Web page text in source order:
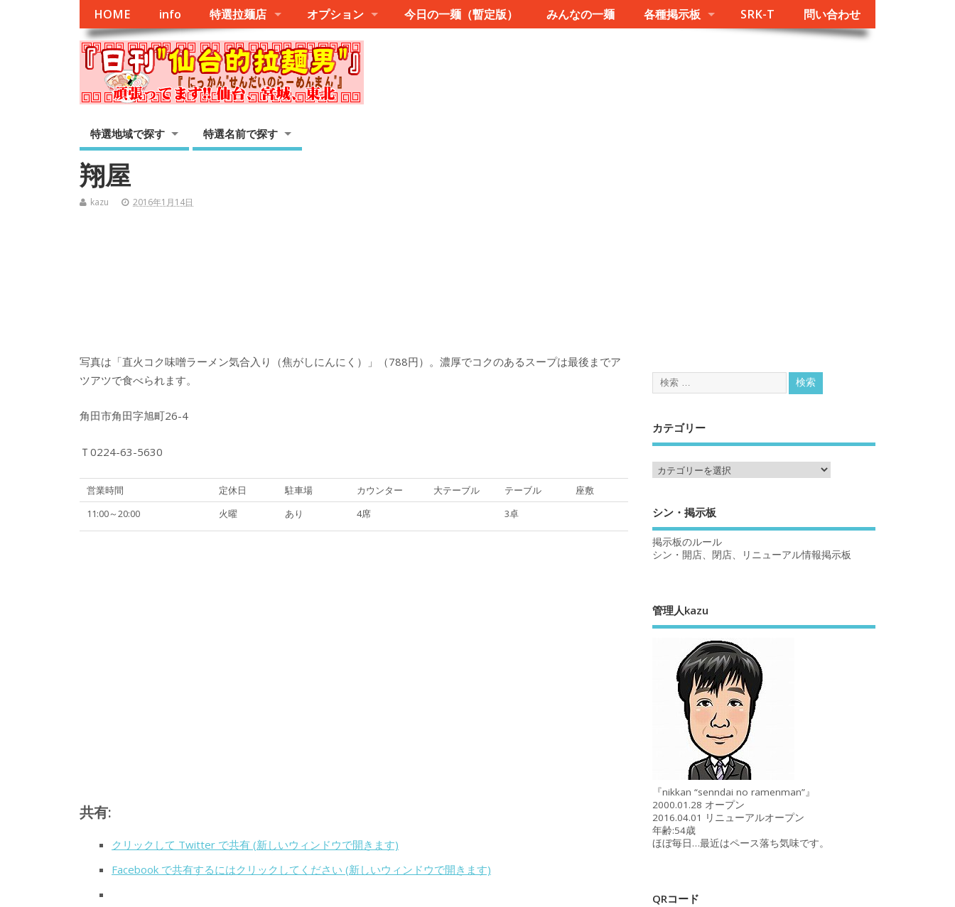
HOME info 特選拉麺店 オプション 今日の一麺（暫定版） みんなの一麺 各種掲示板 SRK-T 問い合わせ
特選地域で探す 特選名前で探す
翔屋
kazu 2016年1月14日
写真は「直火コク味噌ラーメン気合入り（焦がしにんにく）」（788円）。濃厚でコクのあるスープは最後までア
ツアツで食べられます。
角田市角田字旭町26-4
Ｔ0224-63-5630
営業時間 定休日 駐車場 カウンター 大テーブル テーブル
座敷
11:00～20:00
火曜 あり 4席 3卓
共有:
クリックして Twitter で共有 (新しいウィンドウで開きます)
Facebook で共有するにはクリックしてください (新しいウィンドウで開きます)
カテゴリー
シン・掲示板
掲示板のルール
シン・開店、閉店、リニューアル情報掲示板
管理人kazu
『nikkan “senndai no ramenman”』
2000.01.28 オープン
2016.04.01 リニューアルオープン
年齢:54歳
ほぼ毎日…最近はペース落ち気味です。
QRコード